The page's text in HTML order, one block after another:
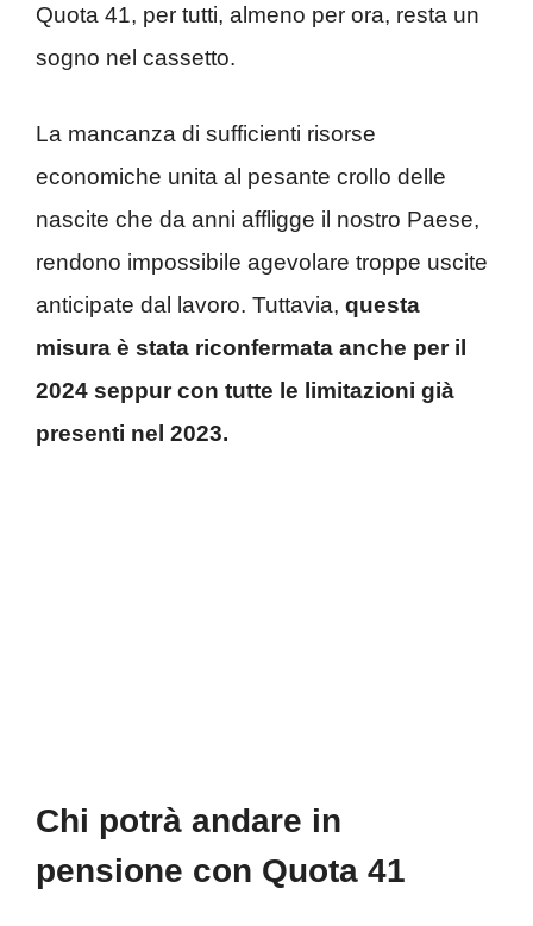
Quota 41, per tutti, almeno per ora, resta un
sogno nel cassetto.
La mancanza di sufficienti risorse
economiche unita al pesante crollo delle
nascite che da anni affligge il nostro Paese,
rendono impossibile agevolare troppe uscite
anticipate dal lavoro. Tuttavia, questa
misura è stata riconfermata anche per il
2024 seppur con tutte le limitazioni già
presenti nel 2023.
Chi potrà andare in
pensione con Quota 41